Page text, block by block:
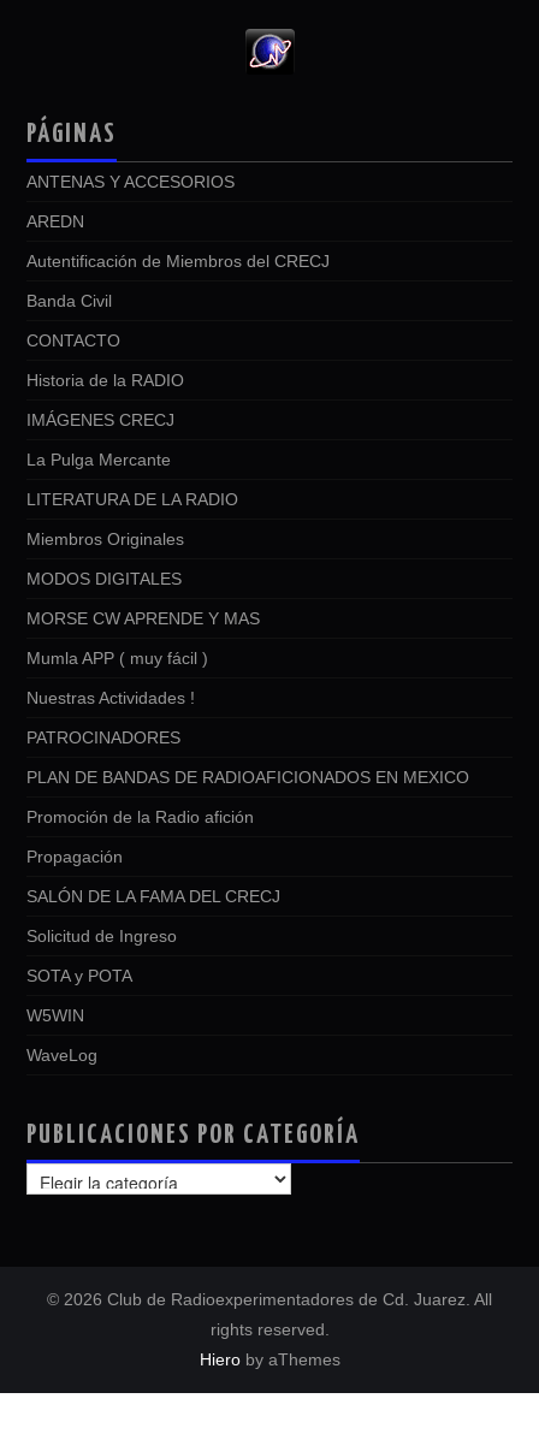
PÁGINAS
ANTENAS Y ACCESORIOS
AREDN
Autentificación de Miembros del CRECJ
Banda Civil
CONTACTO
Historia de la RADIO
IMÁGENES CRECJ
La Pulga Mercante
LITERATURA DE LA RADIO
Miembros Originales
MODOS DIGITALES
MORSE CW APRENDE Y MAS
Mumla APP ( muy fácil )
Nuestras Actividades !
PATROCINADORES
PLAN DE BANDAS DE RADIOAFICIONADOS EN MEXICO
Promoción de la Radio afición
Propagación
SALÓN DE LA FAMA DEL CRECJ
Solicitud de Ingreso
SOTA y POTA
W5WIN
WaveLog
PUBLICACIONES POR CATEGORÍA
PUBLICACIONES
POR
© 2026 Club de Radioexperimentadores de Cd. Juarez. All
rights reserved.
Hieroby aThemes